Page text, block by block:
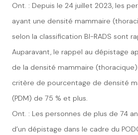
Ont. : Depuis le 24 juillet 2023, les
ayant une densité mammaire
selon la classification BI-RADS sont
Auparavant, le rappel au dépistage
de la densité mammaire
critère de pourcentage de densité
(PDM) de 75 % et plus.
Ont. : Les personnes de plus de 74
d’un dépistage dans le cadre du